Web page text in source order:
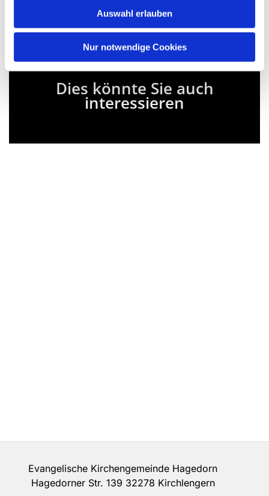
Auswahl erlauben
Nur notwendige Cookies
Dies könnte Sie auch
interessieren
Evangelische Kirchengemeinde Hagedorn
Hagedorner Str. 139 32278 Kirchlengern